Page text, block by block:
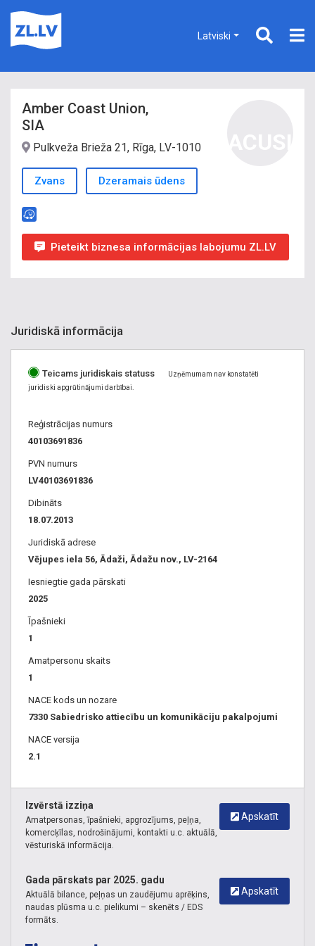
Latviski
Amber Coast Union,
SIA
Pulkveža Brieža 21, Rīga, LV-1010
Zvans Dzeramais ūdens
Pieteikt biznesa informācijas labojumu ZL.LV
Juridiskā informācija
Teicams juridiskais statuss
Uzņēmumam nav konstatēti
juridiski apgrūtinājumi darbībai.
Reģistrācijas numurs
40103691836
PVN numurs
LV40103691836
Dibināts
18.07.2013
Juridiskā adrese
Vējupes iela 56, Ādaži, Ādažu nov., LV-2164
Iesniegtie gada pārskati
2025
Īpašnieki
1
Amatpersonu skaits
1
NACE kods un nozare
7330 Sabiedrisko attiecību un komunikāciju pakalpojumi
NACE versija
2.1
Apskatīt
Izvērstā izziņa
Amatpersonas, īpašnieki, apgrozījums, peļņa,
komercķīlas, nodrošinājumi, kontakti u.c. aktuālā,
vēsturiskā informācija.
Apskatīt
Gada pārskats par 2025. gadu
Aktuālā bilance, peļņas un zaudējumu aprēķins,
naudas plūsma u.c. pielikumi – skenēts / EDS
formāts.